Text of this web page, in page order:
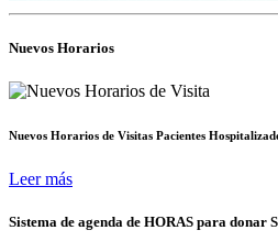
Nuevos Horarios
Nuevos Horarios de Visitas Pacientes
Leer más
Sistema de agenda de HORAS para donar